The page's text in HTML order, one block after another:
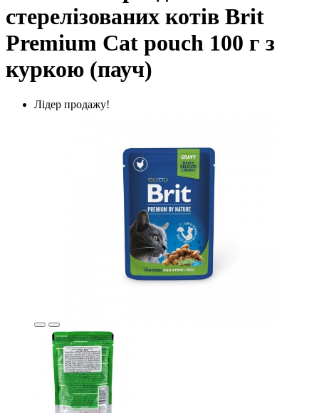
стерелізованих котів Brit
Premium Cat pouch 100 г з
куркою (пауч)
Лідер продажу!